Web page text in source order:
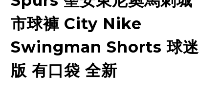
市球褲 City Nike
Swingman Shorts 球迷
版 有口袋 全新